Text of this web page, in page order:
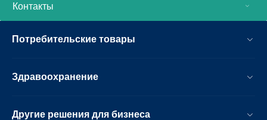
Контакты
Потребительские товары
Здравоохранение
Другие решения для бизнеса